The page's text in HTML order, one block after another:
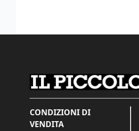
CONDIZIONI DI
VENDITA